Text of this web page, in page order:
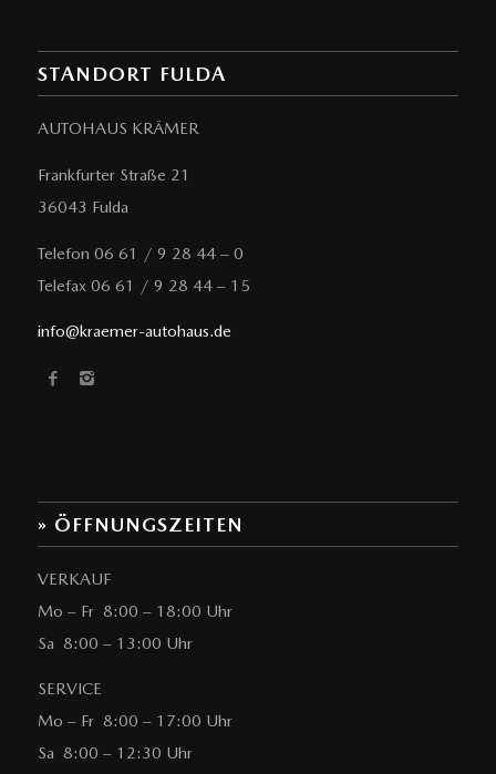
STANDORT FULDA
AUTOHAUS KRÄMER
Frankfurter Straße 21
36043 Fulda
Telefon 06 61 / 9 28 44 – 0
Telefax 06 61 / 9 28 44 – 15
info@kraemer-autohaus.de
» ÖFFNUNGSZEITEN
VERKAUF
Mo – Fr 8:00 – 18:00 Uhr
Sa 8:00 – 13:00 Uhr
SERVICE
Mo – Fr 8:00 – 17:00 Uhr
Sa 8:00 – 12:30 Uhr